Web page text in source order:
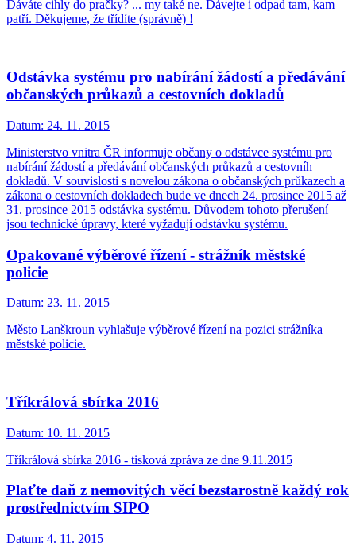
Dáváte cihly do pračky? ... my také ne. Dávejte i odpad tam, kam
patří. Děkujeme, že třídíte (správně) !
Odstávka systému pro nabírání žádostí a předávání
občanských průkazů a cestovních dokladů
Datum: 24. 11. 2015
Ministerstvo vnitra ČR informuje občany o odstávce systému pro
nabírání žádostí a předávání občanských průkazů a cestovníh
dokladů. V souvislosti s novelou zákona o občanských průkazech a
zákona o cestovních dokladech bude ve dnech 24. prosince 2015 až
31. prosince 2015 odstávka systému. Důvodem tohoto přerušení
jsou technické úpravy, které vyžadují odstávku systému.
Opakované výběrové řízení - strážník městské
policie
Datum: 23. 11. 2015
Město Lanškroun vyhlašuje výběrové řízení na pozici strážníka
městské policie.
Tříkrálová sbírka 2016
Datum: 10. 11. 2015
Tříkrálová sbírka 2016 - tisková zpráva ze dne 9.11.2015
Plaťte daň z nemovitých věcí bezstarostně každý rok
prostřednictvím SIPO
Datum: 4. 11. 2015